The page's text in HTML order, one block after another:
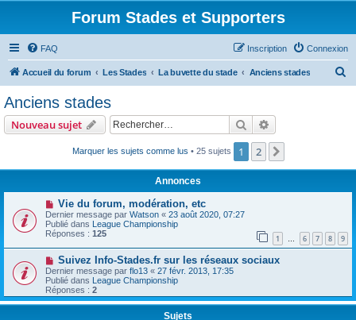
Forum Stades et Supporters
FAQ Connexion
Inscription
Accueil du forum Les Stades La buvette du stade Anciens stades
r
Anciens stades
Nouveau sujet Rechercher
Marquer les sujets comme lus • 25 sujets 1 2
Annonces
Vie du forum, modération, etc
Dernier message par Watson « 23 août 2020, 07:27
Publié dans League Championship
Réponses : 125 1 … 6 7 8 9
Suivez Info-Stades.fr sur les réseaux sociaux
Dernier message par flo13 « 27 févr. 2013, 17:35
Publié dans League Championship
Réponses : 2
Sujets